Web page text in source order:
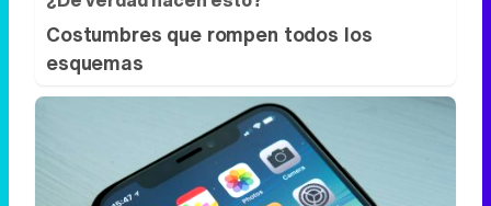
Costumbres que rompen todos los
esquemas